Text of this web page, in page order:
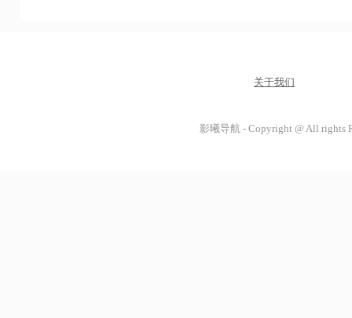
关于我们
影曦导航 - Copyright @ All rights